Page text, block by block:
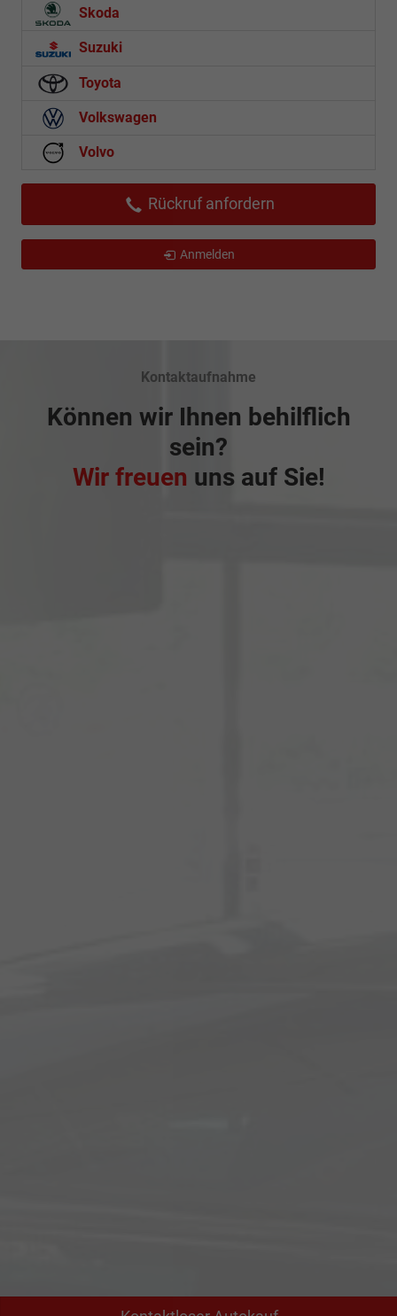
Skoda
Suzuki
Toyota
Volkswagen
Volvo
Rückruf anfordern
Anmelden
Kontaktaufnahme
Können wir Ihnen behilflich
sein?
Wir freuen uns auf Sie!